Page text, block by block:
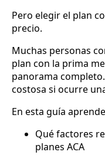
Pero elegir el plan
precio.
Muchas personas
plan con la prima
panorama
costosa si ocurre
En esta guía
Qué factores
planes ACA